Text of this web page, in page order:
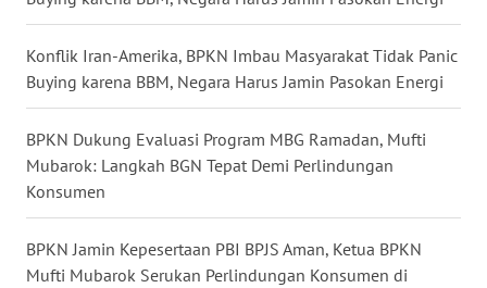
Konflik Iran-Amerika, BPKN Imbau Masyarakat Tidak Panic
Buying karena BBM, Negara Harus Jamin Pasokan Energi
BPKN Dukung Evaluasi Program MBG Ramadan, Mufti
Mubarok: Langkah BGN Tepat Demi Perlindungan
Konsumen
BPKN Jamin Kepesertaan PBI BPJS Aman, Ketua BPKN
Mufti Mubarok Serukan Perlindungan Konsumen di
JATIM
WN
BALI
WN
KALBAR
WN
KALTENG